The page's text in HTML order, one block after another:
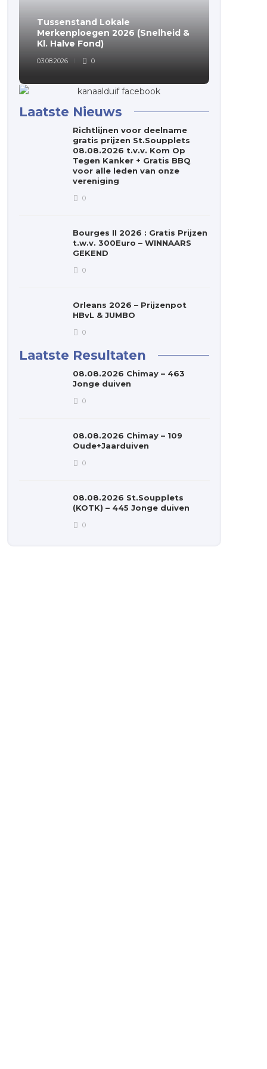
Tussenstand Lokale
Merkenploegen 2026 (Snelheid &
Kl. Halve Fond)
03.08.2026 0
Laatste Nieuws
Richtlijnen voor deelname
gratis prijzen St.Soupplets
08.08.2026 t.v.v. Kom Op
Tegen Kanker + Gratis BBQ
voor alle leden van onze
vereniging
0
Bourges II 2026 : Gratis Prijzen
t.w.v. 300Euro – WINNAARS
GEKEND
0
Orleans 2026 – Prijzenpot
HBvL & JUMBO
0
Laatste Resultaten
08.08.2026 Chimay – 463
Jonge duiven
0
08.08.2026 Chimay – 109
Oude+Jaarduiven
0
08.08.2026 St.Soupplets
(KOTK) – 445 Jonge duiven
0